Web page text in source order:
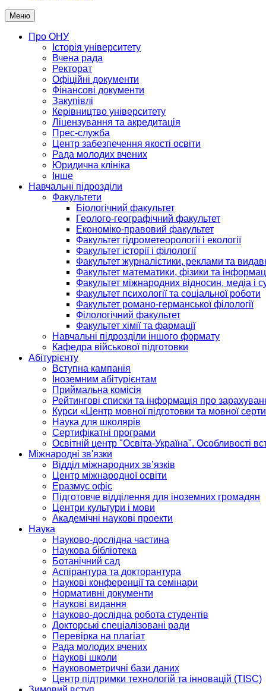
Меню
Про ОНУ
Історія університету
Вчена рада
Ректорат
Офіційні документи
Фінансові документи
Закупівлі
Керівництво університету
Ліцензування та акредитація
Прес-служба
Центр забезпечення якості освіти
Рада молодих вчених
Юридична клініка
Інше
Навчальні підрозділи
Факультети
Біологічний факультет
Геолого-географічний факультет
Економіко-правовий факультет
Факультет гідрометеорології і екології
Факультет історії і філології
Факультет журналістики, реклами та
Факультет математики, фізики та
Факультет міжнародних відносин, медіа і
Факультет психології та соціальної роботи
Факультет романо-германської філології
Філологічний факультет
Факультет хімії та фармації
Навчальні підрозділи іншого формату
Кафедра військової підготовки
Абітурієнту
Вступна кампанія
Іноземним абітурієнтам
Приймальна комісія
Рейтингові списки та інформація про
Курси «Центр мовної підготовки та мовної
Наука для школярів
Сертифікатні програми
Освітній центр "Освіта-Україна". Особливості
Міжнародні зв'язки
Відділ міжнародних зв’язків
Центр міжнародної освіти
Еразмус офіс
Підготовче відділення для іноземних громадян
Центри культури і мови
Академічні наукові проекти
Наука
Науково-дослідна частина
Наукова бібліотека
Ботанічний сад
Аспірантура та докторантура
Наукові конференції та семінари
Нормативні документи
Наукові видання
Науково-дослідна робота студентів
Докторські спеціалізовані ради
Перевірка на плагіат
Рада молодих вчених
Наукові школи
Науковометричні бази даних
Центр підтримки технологій та інновацій (TISC)